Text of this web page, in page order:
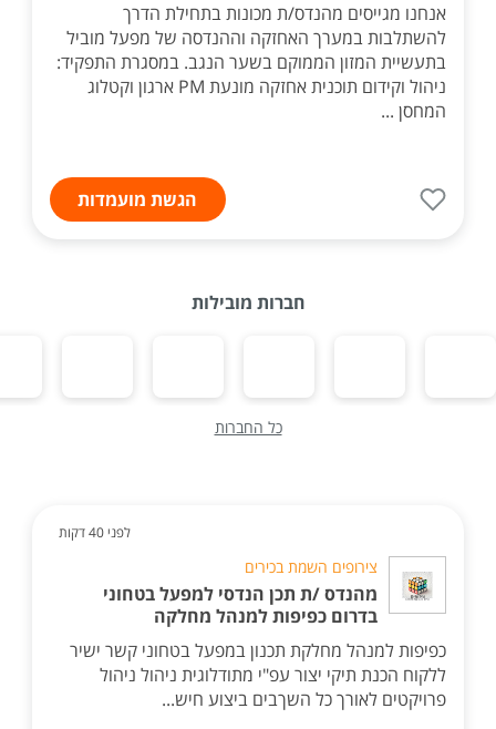
אנחנו מגייסים מהנדס/ת מכונות בתחילת הדרך
להשתלבות במערך האחזקה וההנדסה של מפעל מוביל
בתעשיית המזון הממוקם בשער הנגב. במסגרת התפקיד:
ניהול וקידום תוכנית אחזקה מונעת PM ארגון וקטלוג
המחסן ...
הגשת מועמדות
חברות מובילות
כל החברות
לפני 40 דקות
צירופים השמת בכירים
מהנדס /ת תכן הנדסי למפעל בטחוני
בדרום כפיפות למנהל מחלקה
כפיפות למנהל מחלקת תכנון במפעל בטחוני קשר ישיר
ללקוח הכנת תיקי יצור עפ"י מתודלוגית ניהול ניהול
פרויקטים לאורך כל השךבים ביצוע חיש...